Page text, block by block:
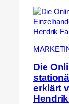
Die
erklärt